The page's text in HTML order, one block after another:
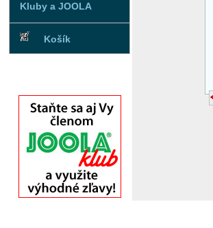
Kluby a JOOLA
Košík